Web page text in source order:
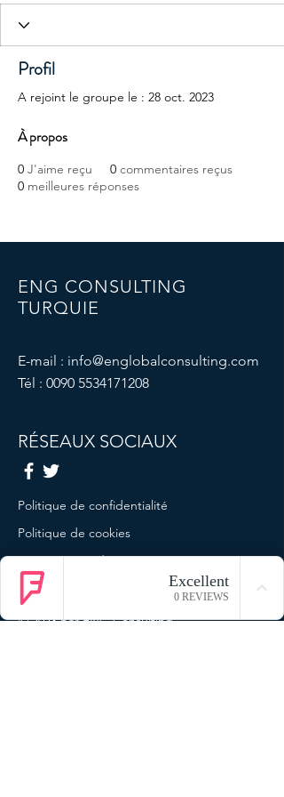
Profil
A rejoint le groupe le : 28 oct. 2023
À propos
0 J'aime reçu 0 commentaires reçus
0 meilleures réponses
ENG CONSULTING
TURQUIE
E-mail : info@englobalconsulting.com
Tél : 0090 5534171208
RÉSEAUX SOCIAUX
Politique de confidentialité
Politique de cookies
Termes et conditions
Mentions légales
© 2023 par ENG Consulting